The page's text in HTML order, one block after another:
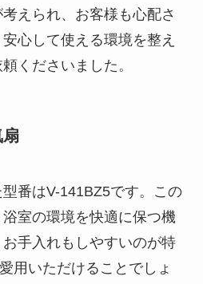
えられ、お客様も心配さ
心して使える環境を整え
くださいました。
扇
番はV-141BZ5です。この
室の環境を快適に保つ機
手入れもしやすいのが特
用いただけることでしょ